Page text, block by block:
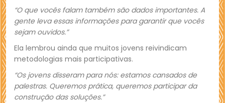
“O que vocês falam também são dados importantes. A
gente leva essas informações para garantir que vocês
sejam ouvidos.”
Ela lembrou ainda que muitos jovens reivindicam
metodologias mais participativas.
“Os jovens disseram para nós: estamos cansados de
palestras. Queremos prática, queremos participar da
construção das soluções.”